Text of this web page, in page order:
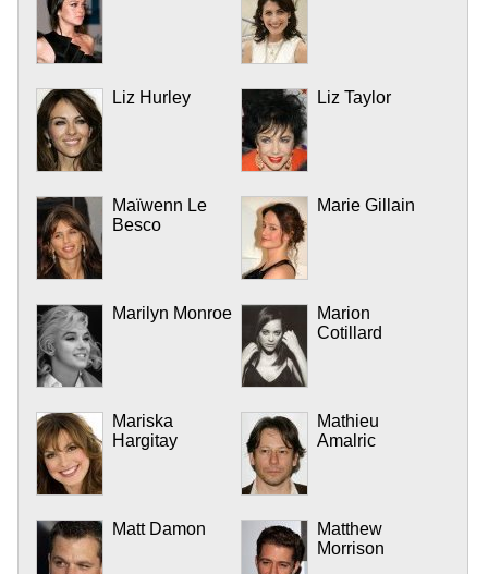
Liz Hurley Liz Taylor
Maïwenn Le
Besco
Marie Gillain
Marilyn Monroe
Marion
Cotillard
Mariska
Hargitay
Mathieu
Amalric
Matt Damon
Matthew
Morrison